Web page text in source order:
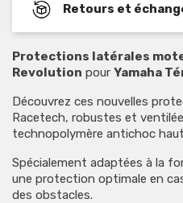
Retours et
Protections latérales
Revolution pour Yamaha
Découvrez ces nouvelles
Racetech, robustes et
technopolymère antichoc
Spécialement adaptées à la
une protection optimale en
des obstacles.